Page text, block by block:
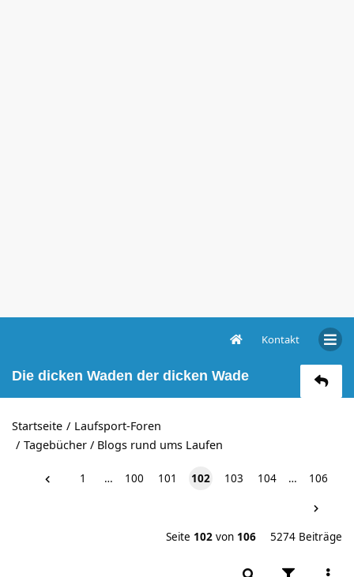
Kontakt
Die dicken Waden der dicken Wade
Startseite
Laufsport-Foren
Tagebücher / Blogs rund ums Laufen
1 … 100 101 102 103 104 … 106
Seite 102 von 106 5274 Beiträge